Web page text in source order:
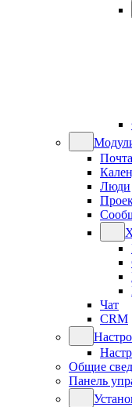
Почта
Люди
Чат
CRM
Общие
Панель